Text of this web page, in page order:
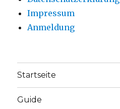
Impressum
Anmeldung
Startseite
Guide